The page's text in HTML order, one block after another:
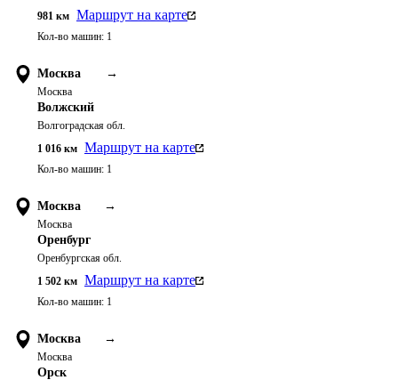
981 км Маршрут на карте
Кол-во машин: 1
Москва →
Москва
Волжский
Волгоградская обл.
1 016 км Маршрут на карте
Кол-во машин: 1
Москва →
Москва
Оренбург
Оренбургская обл.
1 502 км Маршрут на карте
Кол-во машин: 1
Москва →
Москва
Орск